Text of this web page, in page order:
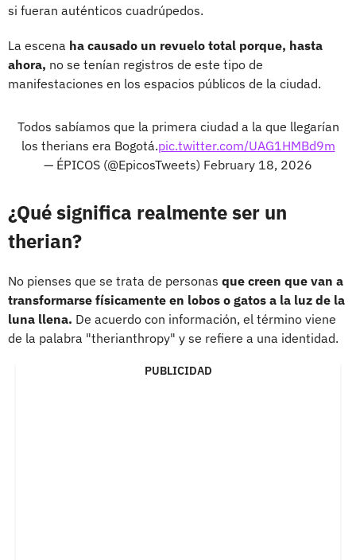
si fueran auténticos cuadrúpedos.
La escena ha causado un revuelo total porque, hasta
ahora, no se tenían registros de este tipo de
manifestaciones en los espacios públicos de la ciudad.
Todos sabíamos que la primera ciudad a la que llegarían
los therians era Bogotá.pic.twitter.com/UAG1HMBd9m
— ÉPICOS (@EpicosTweets) February 18, 2026
¿Qué significa realmente ser un
therian?
No pienses que se trata de personas que creen que van a
transformarse físicamente en lobos o gatos a la luz de la
luna llena. De acuerdo con información, el término viene
de la palabra "therianthropy" y se refiere a una identidad.
PUBLICIDAD